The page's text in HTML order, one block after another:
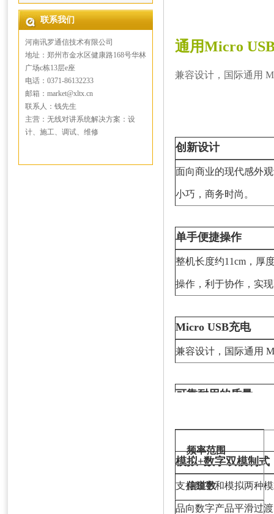
联系我们
河南讯罗通信技术有限公司
地址：郑州市金水区健康路168号华林
广场c栋13层e座
电话：0371-86132233
邮箱：market@xltx.cn
联系人：钱先生
主营：无线对讲系统解决方案：设
计、施工、调试、维修
通用Micro
兼容设计，国际通用
创新设计
面向商业的现代感外
小巧，商务时尚。
单手便捷操作
整机长度约11cm，厚
操作，利于协作，实
Micro USB充电
兼容设计，国际通用
可靠耐用的质量
模拟+数字双模制式
支持数字和模拟两种
品向数字产品平滑过
频率范围
信道数